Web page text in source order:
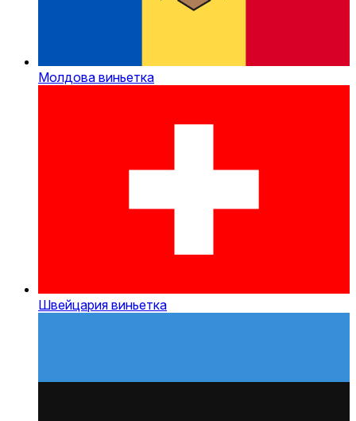
Молдова виньетка
Швейцария виньетка